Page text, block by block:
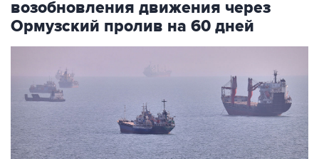
возобновления движения через
Ормузский пролив на 60 дней